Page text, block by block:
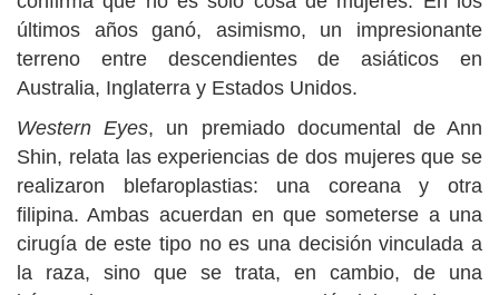
últimos años ganó, asimismo, un impresionante
terreno entre descendientes de asiáticos en
Australia, Inglaterra y Estados Unidos.
Western Eyes, un premiado documental de Ann
Shin, relata las experiencias de dos mujeres que se
realizaron blefaroplastias: una coreana y otra
filipina. Ambas acuerdan en que someterse a una
cirugía de este tipo no es una decisión vinculada a
la raza, sino que se trata, en cambio, de una